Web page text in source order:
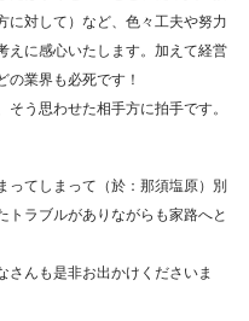
に対して）など、色々工夫や努力
えに感心いたします。加えて経営
の業界も必死です！
う思わせた相手方に拍手です。
ってしまって（於：那須塩原）別
トラブルがありながらも家路へと
さんも是非お出かけくださいま